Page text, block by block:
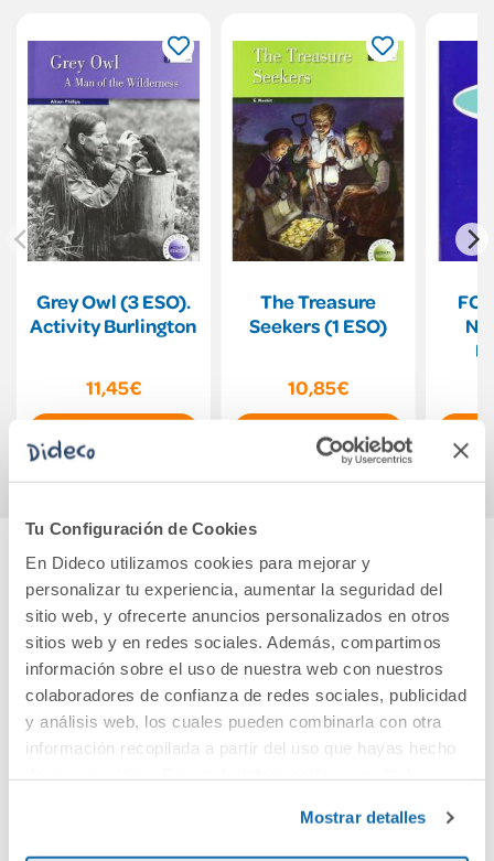
Tu Configuración de Cookies
En Dideco utilizamos cookies para mejorar y
personalizar tu experiencia, aumentar la seguridad del
sitio web, y ofrecerte anuncios personalizados en otros
sitios web y en redes sociales. Además, compartimos
información sobre el uso de nuestra web con nuestros
colaboradores de confianza de redes sociales, publicidad
y análisis web, los cuales pueden combinarla con otra
información recopilada a partir del uso que hayas hecho
Mostrar detalles
Grey Owl (3 ESO).
Activity Burlington
11,45€
The Treasure
Seekers (1 ESO)
10,85€
Comprar
Cuéntanos tu opinión
¡Sé el primero en valorar este producto!
Debes iniciar sesión para poder valorarlo